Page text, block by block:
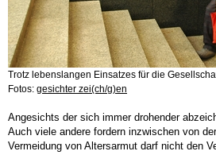
Trotz lebenslangen Einsatzes für die
Fotos: gesichter zei(ch/g)en
Angesichts der sich immer drohender
Auch viele andere fordern inzwischen von
Vermeidung von Altersarmut darf nicht den